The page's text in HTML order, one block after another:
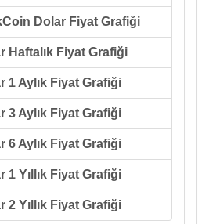
Dolar Fiyat Grafiği
Haftalık Fiyat Grafiği
1 Aylık Fiyat Grafiği
3 Aylık Fiyat Grafiği
6 Aylık Fiyat Grafiği
Yıllık Fiyat Grafiği
Yıllık Fiyat Grafiği